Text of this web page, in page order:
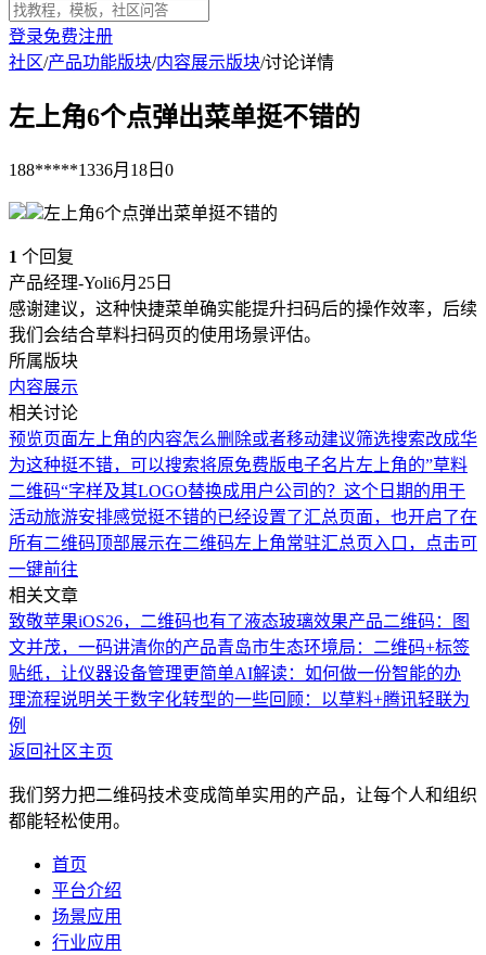
登录免费注册
社区/产品功能版块/内容展示版块/讨论详情
左上角6个点弹出菜单挺不错的
188*****1336月18日 0
左上角6个点弹出菜单挺不错的
1 个回复
产品经理-Yoli6月25日
感谢建议，这种快捷菜单确实能提升扫码后的操作效率，后续
我们会结合草料扫码页的使用场景评估。
所属版块
内容展示
相关讨论
预览页面左上角的内容怎么删除或者移动建议筛选搜索改成华
为这种挺不错，可以搜索将原免费版电子名片左上角的”草料
二维码“字样及其LOGO替换成用户公司的？ 这个日期的用于
活动旅游安排感觉挺不错的已经设置了汇总页面，也开启了在
所有二维码顶部展示在二维码左上角常驻汇总页入口，点击可
一键前往
相关文章
致敬苹果iOS26，二维码也有了液态玻璃效果产品二维码：图
文并茂，一码讲清你的产品青岛市生态环境局：二维码+标签
贴纸，让仪器设备管理更简单AI解读：如何做一份智能的办
理流程说明关于数字化转型的一些回顾：以草料+腾讯轻联为
例
返回社区主页
我们努力把二维码技术变成简单实用的产品，让每个人和组织
都能轻松使用。
首页
平台介绍
场景应用
行业应用